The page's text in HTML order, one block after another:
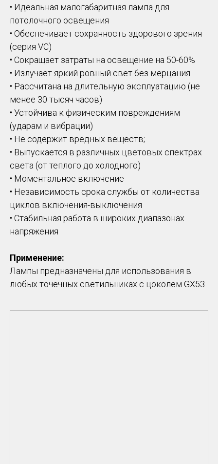
• Идеальная малогабаритная лампа для
потолочного освещения
• Обеспечивает сохранность здорового зрения
(серия VC)
• Сокращает затраты на освещение на 50-60%
• Излучает яркий ровный свет без мерцания
• Рассчитана на длительную эксплуатацию (не
менее 30 тысяч часов)
• Устойчива к физическим повреждениям
(ударам и вибрации)
• Не содержит вредных веществ;
• Выпускается в различных цветовых спектрах
света (от теплого до холодного)
• Моментальное включение
• Независимость срока службы от количества
циклов включения-выключения
• Стабильная работа в широких диапазонах
напряжения
Применение:
Лампы предназначены для использования в
любых точечных светильниках с цоколем GX53